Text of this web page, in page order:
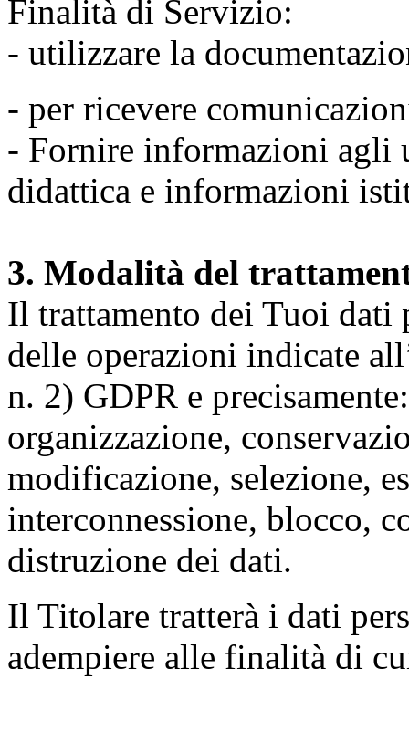
Finalità di Servizio:
- utilizzare la
- per ricevere
- Fornire informazioni agli
didattica e informazioni
3. Modalità del
Il trattamento dei Tuoi dati
delle operazioni indicate
n. 2) GDPR e
organizzazione,
modificazione, selezione,
interconnessione, blocco,
distruzione dei dati.
Il Titolare tratterà i dati
adempiere alle finalità di